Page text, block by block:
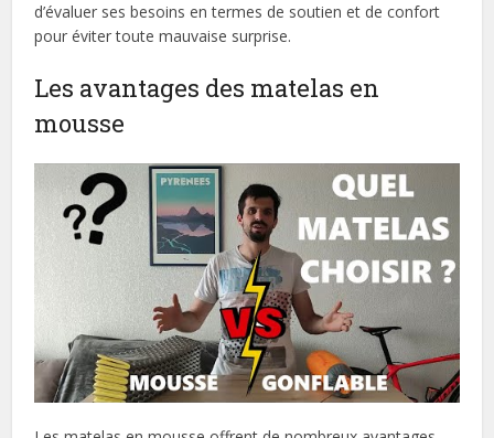
d’évaluer ses besoins en termes de soutien et de confort
pour éviter toute mauvaise surprise.
Les avantages des matelas en
mousse